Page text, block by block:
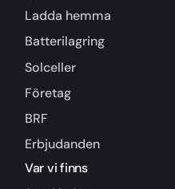
Ladda hemma
Batterilagring
Solceller
Företag
BRF
Erbjudanden
Var vi finns